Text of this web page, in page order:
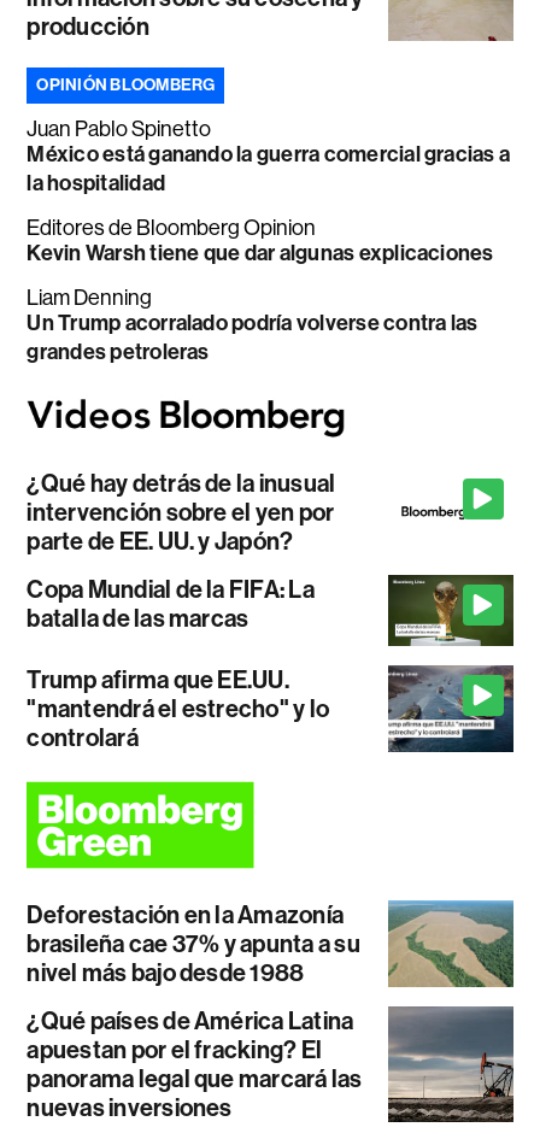
producción
OPINIÓN BLOOMBERG
Juan Pablo Spinetto
México está ganando la guerra comercial gracias a
la hospitalidad
Editores de Bloomberg Opinion
Kevin Warsh tiene que dar algunas explicaciones
Liam Denning
Un Trump acorralado podría volverse contra las
grandes petroleras
¿Qué hay detrás de la inusual
intervención sobre el yen por
parte de EE. UU. y Japón?
Copa Mundial de la FIFA: La
batalla de las marcas
Trump afirma que EE.UU.
"mantendrá el estrecho" y lo
controlará
Deforestación en la Amazonía
brasileña cae 37% y apunta a su
nivel más bajo desde 1988
¿Qué países de América Latina
apuestan por el fracking? El
panorama legal que marcará las
nuevas inversiones